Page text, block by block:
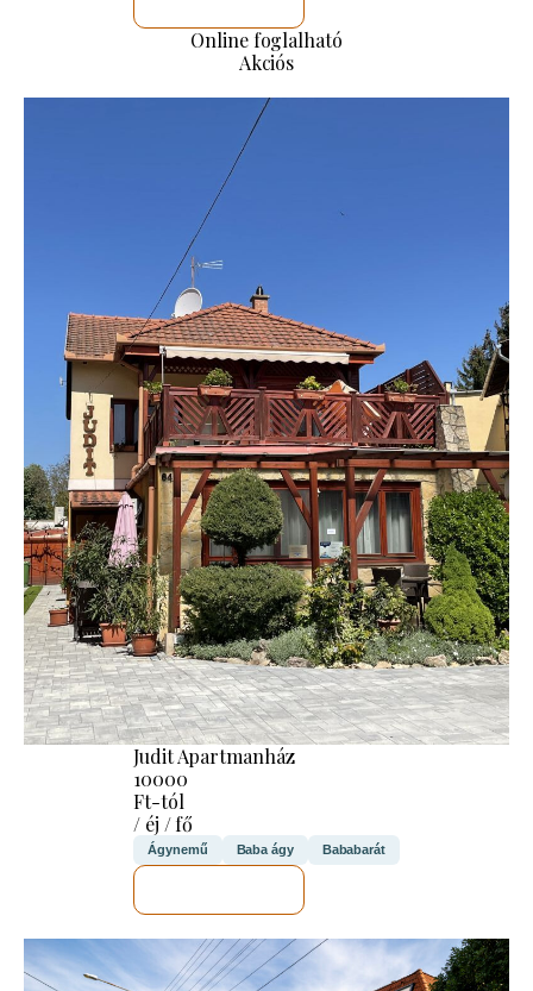
Online foglalható
Akciós
Judit Apartmanház
10000
Ft-tól
/ éj / fő
Ágynemű Baba ágy Bababarát